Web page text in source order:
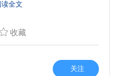
自己未来的学习和生活进行全
会直接影响到你之后的学习体
一些学校提供英语授课，但日
沟通工具。提前学习日语，对
全文
收藏
关注